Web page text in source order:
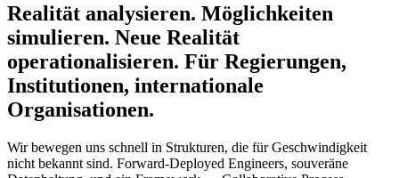
Realität analysieren. Möglichkeiten
simulieren. Neue Realität
operationalisieren. Für Regierungen,
Institutionen, internationale
Organisationen.
Wir bewegen uns schnell in Strukturen, die für Geschwindigkeit
nicht bekannt sind. Forward-Deployed Engineers, souveräne